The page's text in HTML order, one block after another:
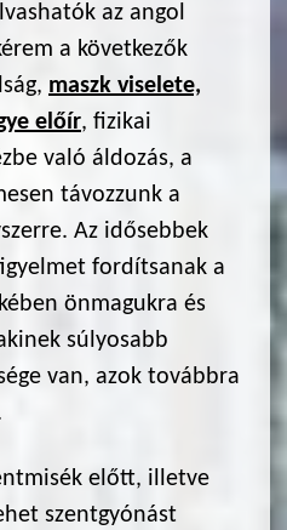
az angol
a következők
maszk viselete,
előír, fizikai
való áldozás, a
távozzunk a
Az idősebbek
fordítsanak a
önmagukra és
súlyosabb
van, azok továbbra
előtt, illetve
szentgyónást